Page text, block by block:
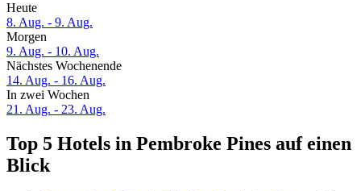
Heute
8. Aug. - 9. Aug.
Morgen
9. Aug. - 10. Aug.
Nächstes Wochenende
14. Aug. - 16. Aug.
In zwei Wochen
21. Aug. - 23. Aug.
Top 5 Hotels in Pembroke Pines auf einen
Blick